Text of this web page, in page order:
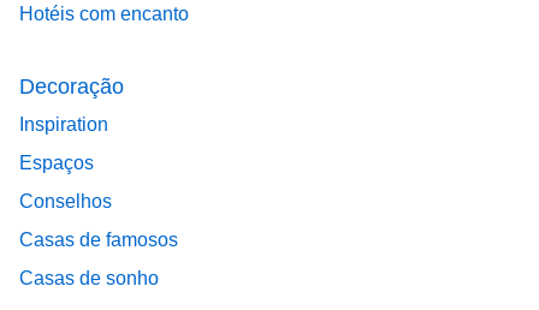
Hotéis com encanto
Decoração
Inspiration
Espaços
Conselhos
Casas de famosos
Casas de sonho